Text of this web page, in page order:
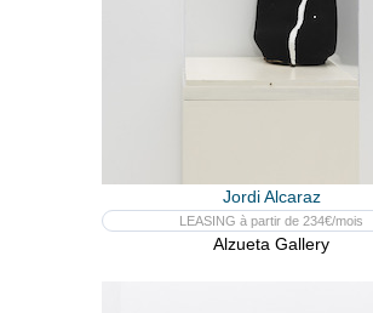
Jordi Alcaraz
LEASING à partir de 234€/mois
Alzueta Gallery